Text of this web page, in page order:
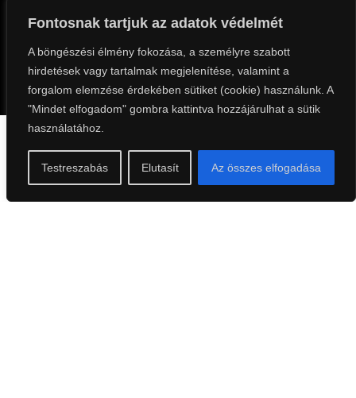
Fontosnak tartjuk az adatok védelmét
A böngészési élmény fokozása, a személyre szabott
hirdetések vagy tartalmak megjelenítése, valamint a
forgalom elemzése érdekében sütiket (cookie) használunk. A
"Mindet elfogadom" gombra kattintva hozzájárulhat a sütik
használatához.
Testreszabás Elutasít Az összes elfogadása